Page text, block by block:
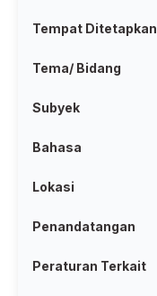
Tempat Ditetapkan
Tema/ Bidang
Subyek
Bahasa
Lokasi
Penandatangan
Peraturan Terkait